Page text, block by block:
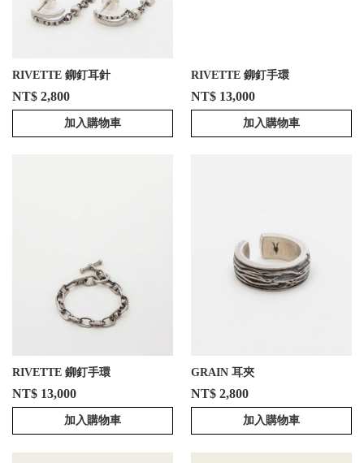
RIVETTE 鉚釘耳針
NT$ 2,800
加入購物車
RIVETTE 鉚釘手環
NT$ 13,000
加入購物車
RIVETTE 鉚釘手環
NT$ 13,000
加入購物車
GRAIN 耳夾
NT$ 2,800
加入購物車